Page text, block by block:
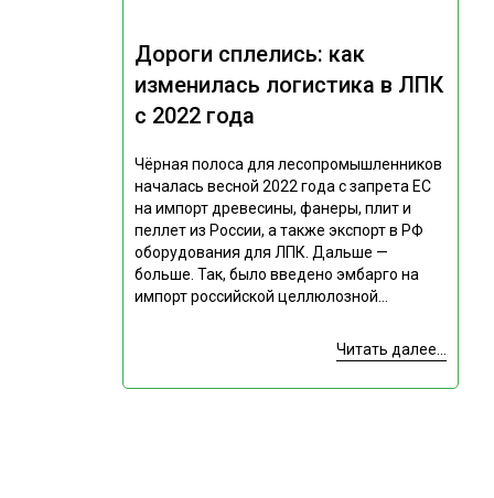
Дороги сплелись: как
изменилась логистика в ЛПК
с 2022 года
Чёрная полоса для лесопромышленников
началась весной 2022 года с запрета ЕС
на импорт древесины, фанеры, плит и
пеллет из России, а также экспорт в РФ
оборудования для ЛПК. Дальше —
больше. Так, было введено эмбарго на
импорт российской целлюлозной...
Читать далее...